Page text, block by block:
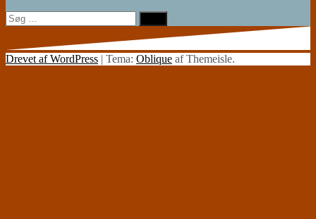
Søg
efter:
Drevet af WordPress | Tema: Oblique af Themeisle.